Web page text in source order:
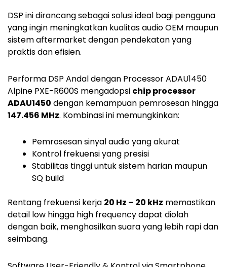
DSP ini dirancang sebagai solusi ideal bagi pengguna
yang ingin meningkatkan kualitas audio OEM maupun
sistem aftermarket dengan pendekatan yang
praktis dan efisien.
Performa DSP Andal dengan Processor ADAU1450
Alpine PXE-R600S mengadopsi chip processor
ADAU1450 dengan kemampuan pemrosesan hingga
147.456 MHz. Kombinasi ini memungkinkan:
Pemrosesan sinyal audio yang akurat
Kontrol frekuensi yang presisi
Stabilitas tinggi untuk sistem harian maupun
SQ build
Rentang frekuensi kerja 20 Hz – 20 kHz memastikan
detail low hingga high frequency dapat diolah
dengan baik, menghasilkan suara yang lebih rapi dan
seimbang.